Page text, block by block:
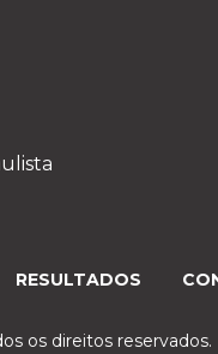
RESULTADOS
os direitos reservados.